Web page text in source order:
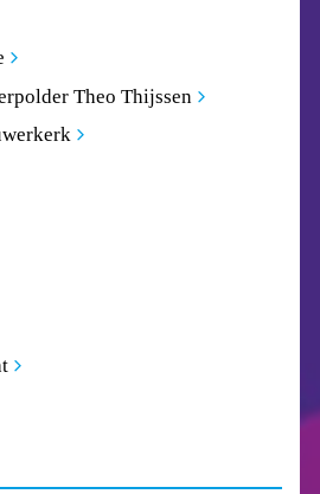
Theo Thijssen